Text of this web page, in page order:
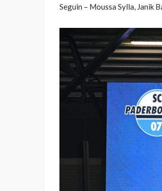
Seguin – Moussa Sylla, Janik